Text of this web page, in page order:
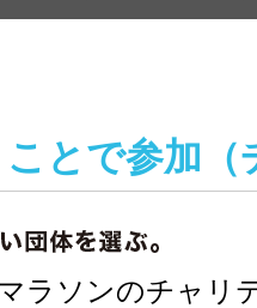
ことで参加
ラソンのチャリ